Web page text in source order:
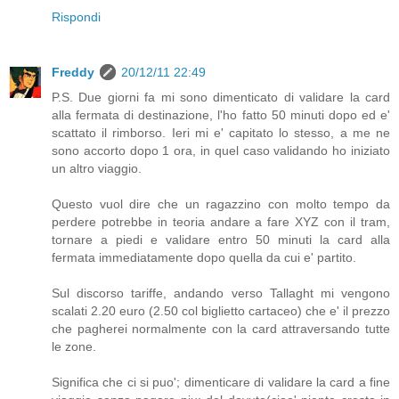
Rispondi
Freddy
20/12/11 22:49
P.S. Due giorni fa mi sono dimenticato di validare la card
alla fermata di destinazione, l'ho fatto 50 minuti dopo ed e'
scattato il rimborso. Ieri mi e' capitato lo stesso, a me ne
sono accorto dopo 1 ora, in quel caso validando ho iniziato
un altro viaggio.
Questo vuol dire che un ragazzino con molto tempo da
perdere potrebbe in teoria andare a fare XYZ con il tram,
tornare a piedi e validare entro 50 minuti la card alla
fermata immediatamente dopo quella da cui e' partito.
Sul discorso tariffe, andando verso Tallaght mi vengono
scalati 2.20 euro (2.50 col biglietto cartaceo) che e' il prezzo
che pagherei normalmente con la card attraversando tutte
le zone.
Significa che ci si puo'; dimenticare di validare la card a fine